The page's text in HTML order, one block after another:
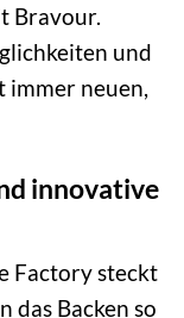
Bravour.
und
immer neuen,
innovative
Factory steckt
das Backen so